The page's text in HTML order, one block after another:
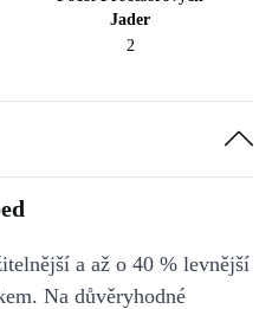
Jader
2
a až o 40 % levnější
Na důvěryhodné